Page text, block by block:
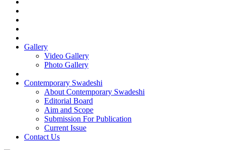
Gallery
Video Gallery
Photo Gallery
Contemporary Swadeshi
About Contemporary Swadeshi
Editorial Board
Aim and Scope
Submission For Publication
Current Issue
Contact Us